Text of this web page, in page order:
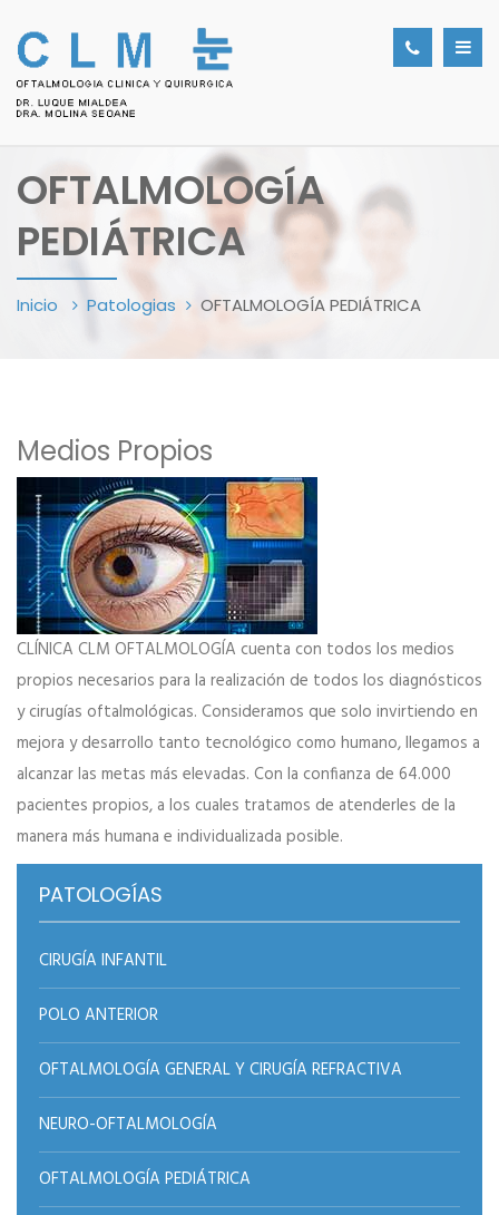
OFTALMOLOGÍA
PEDIÁTRICA
Inicio Patologias OFTALMOLOGÍA PEDIÁTRICA
Medios Propios
CLÍNICA CLM OFTALMOLOGÍA cuenta con todos los medios
propios necesarios para la realización de todos los diagnósticos
y cirugías oftalmológicas. Consideramos que solo invirtiendo en
mejora y desarrollo tanto tecnológico como humano, llegamos a
alcanzar las metas más elevadas. Con la confianza de 64.000
pacientes propios, a los cuales tratamos de atenderles de la
manera más humana e individualizada posible.
PATOLOGÍAS
CIRUGÍA INFANTIL
POLO ANTERIOR
OFTALMOLOGÍA GENERAL Y CIRUGÍA REFRACTIVA
NEURO-OFTALMOLOGÍA
OFTALMOLOGÍA PEDIÁTRICA